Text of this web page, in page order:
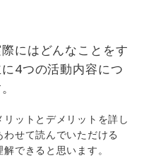
にはどんなことをす
4つの活動内容につ
ットとデメリットを詳し
せて読んでいただける
できると思います。